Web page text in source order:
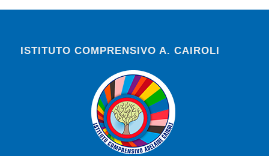
ISTITUTO COMPRENSIVO A. CAIROLI